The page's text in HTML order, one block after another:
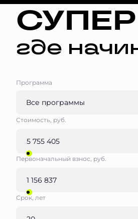
где
Программа
Все программы
Стоимость, руб.
Первоначальный взнос, руб.
Срок, лет